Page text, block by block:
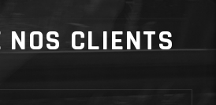
NOS CLIENTS